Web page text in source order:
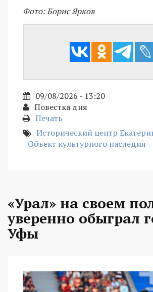
Фото: Борис Ярков
09/08/2026 - 13:20
Повестка дня
Печать
Исторический центр
Объект культурного наследия
«Урал» на своем
уверенно обыграл
Уфы